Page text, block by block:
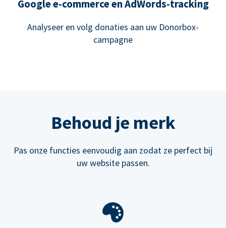
Google e-commerce en AdWords-tracking
Analyseer en volg donaties aan uw Donorbox-
campagne
Behoud je merk
Pas onze functies eenvoudig aan zodat ze perfect bij
uw website passen.